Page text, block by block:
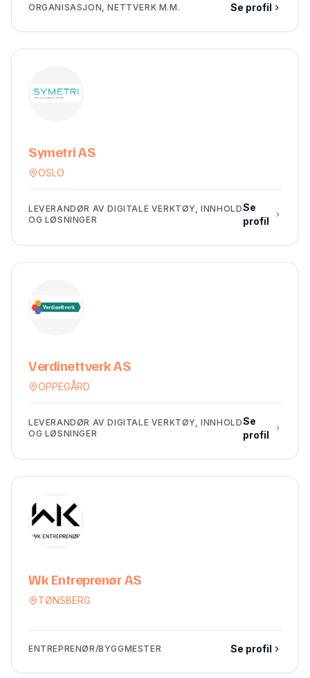
ORGANISASJON, NETTVERK M.M. Se profil
Symetri AS
OSLO
LEVERANDØR AV DIGITALE VERKTØY, INNHOLD
OG LØSNINGER
Se
profil
Verdinettverk AS
OPPEGÅRD
LEVERANDØR AV DIGITALE VERKTØY, INNHOLD
OG LØSNINGER
Se
profil
Wk Entreprenør AS
TØNSBERG
ENTREPRENØR/BYGGMESTER Se profil